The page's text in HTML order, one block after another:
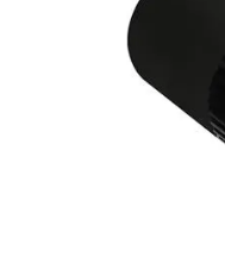
Сите производи
Услови за користење